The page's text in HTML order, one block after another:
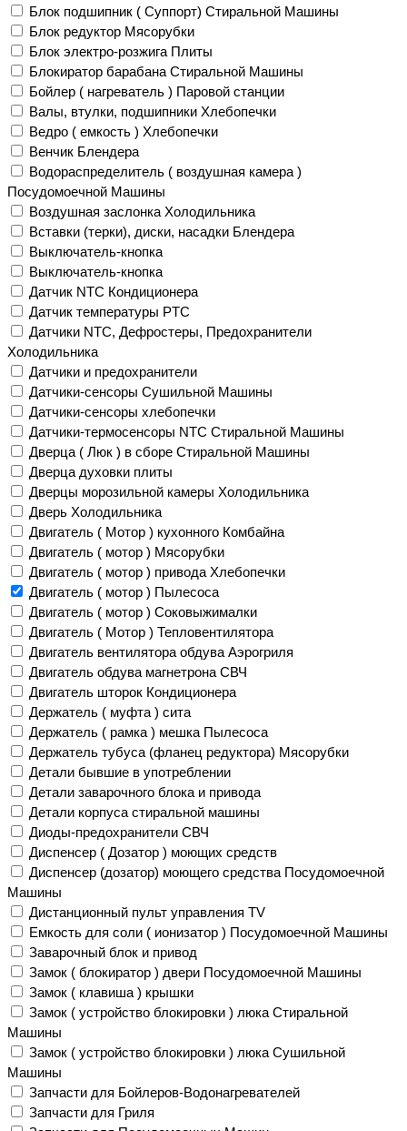
Блок подшипник ( Суппорт) Стиральной Машины
Блок редуктор Мясорубки
Блок электро-розжига Плиты
Блокиратор барабана Стиральной Машины
Бойлер ( нагреватель ) Паровой станции
Валы, втулки, подшипники Хлебопечки
Ведро ( емкость ) Хлебопечки
Венчик Блендера
Водораспределитель ( воздушная камера )
Посудомоечной Машины
Воздушная заслонка Холодильника
Вставки (терки), диски, насадки Блендера
Выключатель-кнопка
Выключатель-кнопка
Датчик NTC Кондиционера
Датчик температуры PTC
Датчики NTC, Дефростеры, Предохранители
Холодильника
Датчики и предохранители
Датчики-сенсоры Сушильной Машины
Датчики-сенсоры хлебопечки
Датчики-термосенсоры NTC Стиральной Машины
Дверца ( Люк ) в сборе Стиральной Машины
Дверца духовки плиты
Дверцы морозильной камеры Холодильника
Дверь Холодильника
Двигатель ( Мотор ) кухонного Комбайна
Двигатель ( мотор ) Мясорубки
Двигатель ( мотор ) привода Хлебопечки
Двигатель ( мотор ) Пылесоса
Двигатель ( мотор ) Соковыжималки
Двигатель ( Мотор ) Тепловентилятора
Двигатель вентилятора обдува Аэрогриля
Двигатель обдува магнетрона СВЧ
Двигатель шторок Кондиционера
Держатель ( муфта ) сита
Держатель ( рамка ) мешка Пылесоса
Держатель тубуса (фланец редуктора) Мясорубки
Детали бывшие в употреблении
Детали заварочного блока и привода
Детали корпуса стиральной машины
Диоды-предохранители СВЧ
Диспенсер ( Дозатор ) моющих средств
Диспенсер (дозатор) моющего средства Посудомоечной
Машины
Дистанционный пульт управления TV
Емкость для соли ( ионизатор ) Посудомоечной Машины
Заварочный блок и привод
Замок ( блокиратор ) двери Посудомоечной Машины
Замок ( клавиша ) крышки
Замок ( устройство блокировки ) люка Стиральной
Машины
Замок ( устройство блокировки ) люка Сушильной
Машины
Запчасти для Бойлеров-Водонагревателей
Запчасти для Гриля